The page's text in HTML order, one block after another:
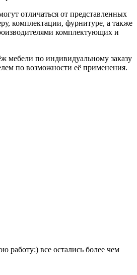
отличаться от представленных
комплектации, фурнитуре, а также
комплектующих и
мебели по индивидуальному заказу
по возможности её применения.
работу:) все остались более чем